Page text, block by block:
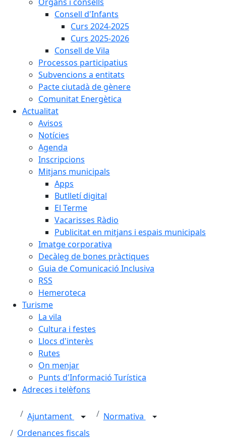
Consell d'Infants
Curs 2024-2025
Curs 2025-2026
Consell de Vila
Processos participatius
Subvencions a entitats
Pacte ciutadà de gènere
Comunitat Energètica
Actualitat
Avisos
Notícies
Agenda
Inscripcions
Mitjans municipals
Apps
Butlletí digital
El Terme
Vacarisses Ràdio
Publicitat en mitjans i espais municipals
Imatge corporativa
Decàleg de bones pràctiques
Guia de Comunicació Inclusiva
RSS
Hemeroteca
Turisme
La vila
Cultura i festes
Llocs d'interès
Rutes
On menjar
Punts d'Informació Turística
Adreces i telèfons
Ajuntament
Normativa
Ordenances fiscals